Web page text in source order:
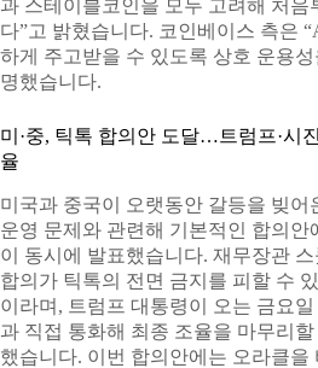
과 스테이블코인을 모두 고려해 처음
다”고 밝혔습니다. 코인베이스 측은
하게 주고받을 수 있도록 상호 운용
명했습니다.
미·중, 틱톡 합의안 도달…트럼프·시
율
미국과 중국이 오랫동안 갈등을 빚어
운영 문제와 관련해 기본적인 합의안
이 동시에 발표했습니다. 재무장관
합의가 틱톡의 전면 금지를 피할 수
이라며, 트럼프 대통령이 오는 금요
과 직접 통화해 최종 조율을 마무리
했습니다. 이번 합의안에는 오라클을